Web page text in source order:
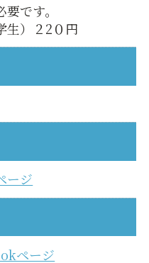
です。
）２2０円
ージ
ページ